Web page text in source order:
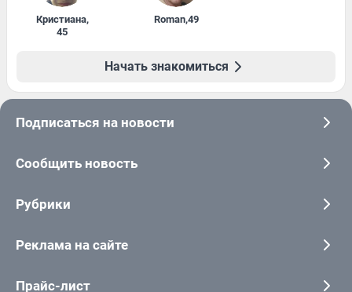
Кристиана,
45
Roman,49
Начать знакомиться
Подписаться на новости
Сообщить новость
Рубрики
Реклама на сайте
Прайс-лист